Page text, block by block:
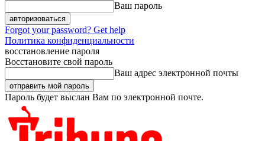
Ваш пароль
Forgot your password? Get help
Политика конфиденциальности
восстановление пароля
Восстановите свой пароль
Ваш адрес электронной почты
Пароль будет выслан Вам по электронной почте.